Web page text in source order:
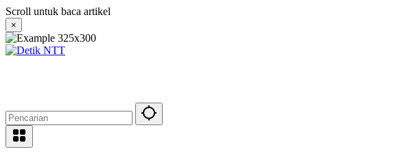
Langsung
ke
konten
Scroll untuk baca artikel
×